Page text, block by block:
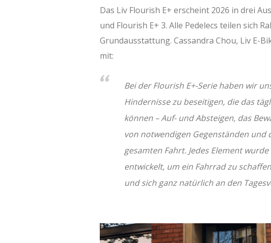
Das Liv Flourish E+ erscheint 2026 in drei
und Flourish E+ 3. Alle Pedelecs teilen sich
Grundausstattung. Cassandra Chou, Liv E-
mit:
Bei der Flourish E+-Serie haben wir
Hindernisse zu beseitigen, die das
können – Auf- und Absteigen, das
von notwendigen Gegenständen und
gesamten Fahrt. Jedes Element
entwickelt, um ein Fahrrad zu
und sich ganz natürlich an den